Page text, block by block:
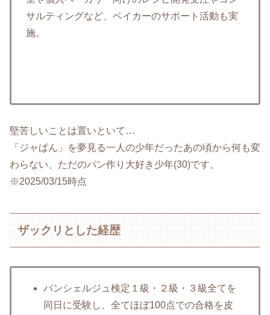
サルティングなど、ベイカーのサポート活動も実
施。
堅苦しいことは置いといて…
「ジャぱん」を夢見る一人の少年だったあの頃から何も変
わらない、ただのパン作り大好き少年(30)です。
※2025/03/15時点
ザックリとした経歴
パンシェルジュ検定１級・２級・３級全てを
同日に受験し、全てほぼ100点での合格を皮